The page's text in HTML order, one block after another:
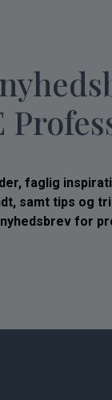
faglig
samt tips og
for